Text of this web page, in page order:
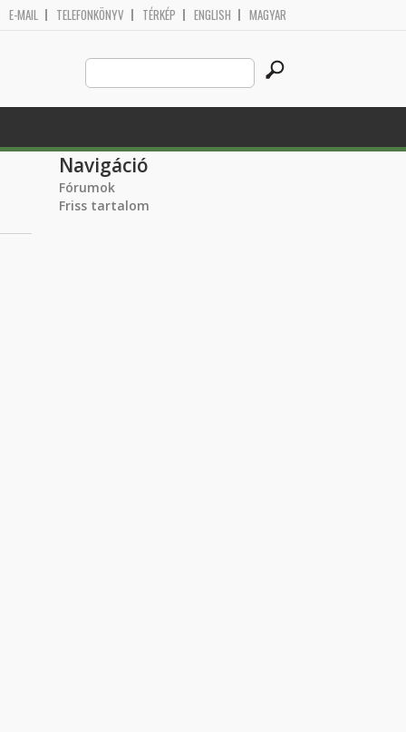
E-MAIL TELEFONKÖNYV TÉRKÉP ENGLISH MAGYAR
Search
this
site
Navigáció
Fórumok
Friss tartalom